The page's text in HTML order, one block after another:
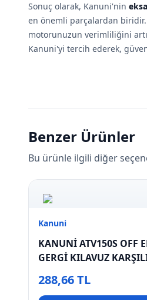
Sonuç olarak, Kanuni'nin
en önemli parçalardan biridir.
motorunuzun verimliliğini
Kanuni'yi tercih ederek,
Benzer Ürünler
Bu ürünle ilgili diğer
Kanuni
KANUNİ ATV150S OFF
GERGİ KILAVUZ
288,66 TL